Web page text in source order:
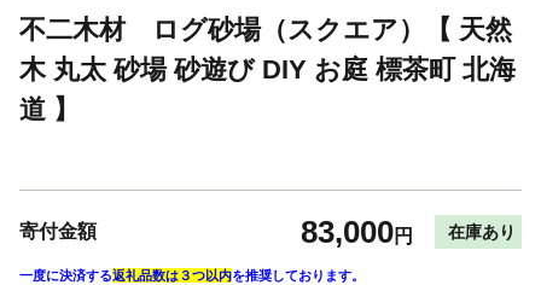
不二木材 ログ砂場（スクエア）【 天然
木 丸太 砂場 砂遊び DIY お庭 標茶町 北海
道 】
寄付金額 83,000円 在庫あり
一度に決済する返礼品数は３つ以内を推奨しております。